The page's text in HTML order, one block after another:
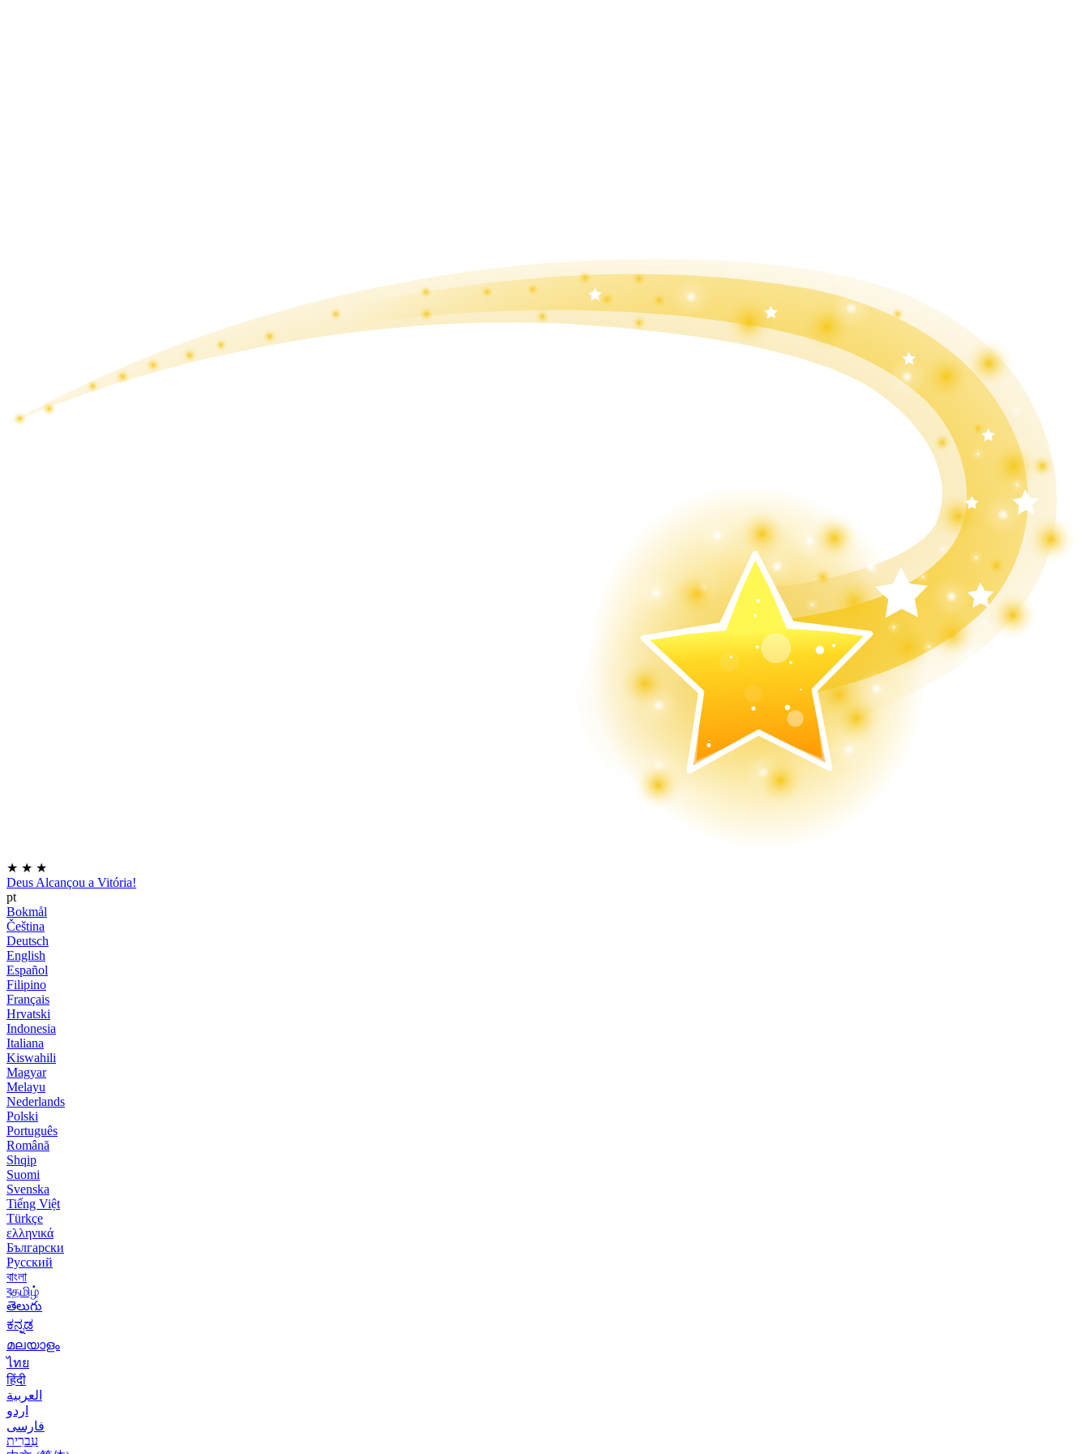
★ ★ ★
Deus Alcançou a Vitória!
pt
Bokmål
Čeština
Deutsch
English
Español
Filipino
Français
Hrvatski
Indonesia
Italiana
Kiswahili
Magyar
Melayu
Nederlands
Polski
Português
Română
Shqip
Suomi
Svenska
Tiếng Việt
Türkçe
ελληνικά
Български
Русский
বাংলা
বதமிழ்
తెలుగు
ಕನ್ನಡ
മലയാളം
ไทย
हिंदी
العربية
اردو
فارسی
עִברִית